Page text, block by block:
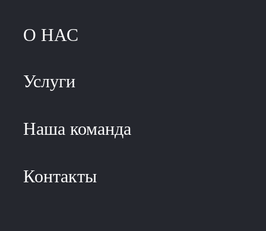
О НАС
Услуги
Наша команда
Контакты